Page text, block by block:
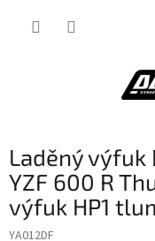
Laděný výfuk
YZF 600 R
výfuk HP1
YA012DF